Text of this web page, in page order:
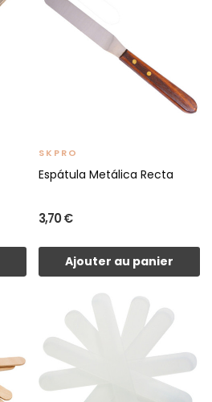
SKPRO
Espátula Metálica Recta
3,70 €
Ajouter au panier